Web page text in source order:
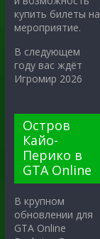
купить билеты на
мероприятие.
В следующем
году вас ждёт
Игромир 2026
Остров
Кайо-
Перико в
GTA Online
В крупном
обновлении для
GTA Online